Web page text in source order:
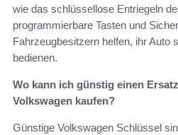
wie das schlüssellose Entriegeln
programmierbare Tasten und
Fahrzeugbesitzern helfen, ihr Auto
bedienen.
Wo kann ich günstig einen
Volkswagen kaufen?
Günstige Volkswagen Schlüssel